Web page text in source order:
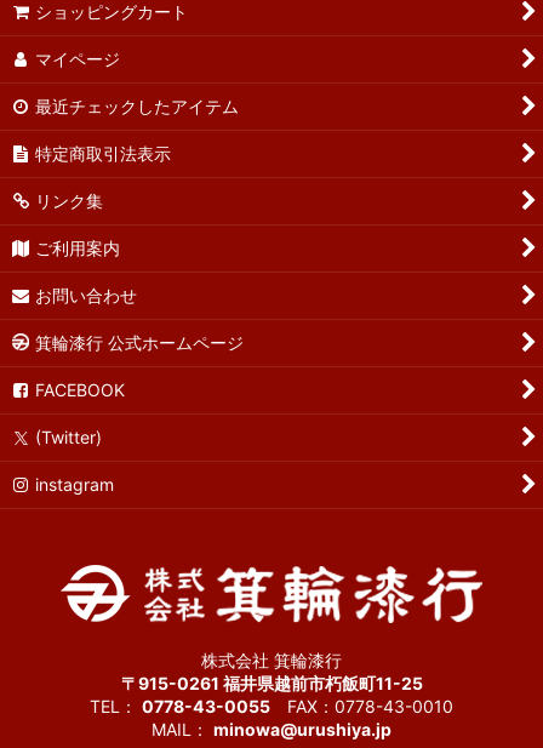
ショッピングカート
マイページ
最近チェックしたアイテム
特定商取引法表示
リンク集
ご利用案内
お問い合わせ
箕輪漆行 公式ホームページ
FACEBOOK
(Twitter)
instagram
株式会社 箕輪漆行
〒915-0261 福井県越前市朽飯町11-25
TEL： 0778-43-0055 FAX：0778-43-0010
MAIL： minowa@urushiya.jp